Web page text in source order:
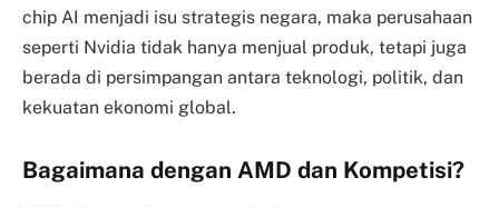
chip AI menjadi isu strategis negara, maka perusahaan
seperti Nvidia tidak hanya menjual produk, tetapi juga
berada di persimpangan antara teknologi, politik, dan
kekuatan ekonomi global.
Bagaimana dengan AMD dan Kompetisi?